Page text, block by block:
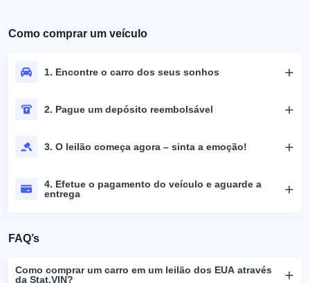
Como comprar um veículo
1. Encontre o carro dos seus sonhos
2. Pague um depósito reembolsável
3. O leilão começa agora – sinta a emoção!
4. Efetue o pagamento do veículo e aguarde a
entrega
FAQ’s
Como comprar um carro em um leilão dos EUA através
da Stat.VIN?